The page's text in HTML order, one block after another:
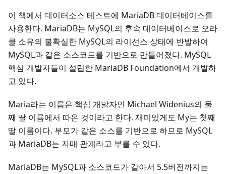
이 책에서 데이터소스 테스트에 MariaDB 데이터베이스를
사용한다. MariaDB는 MySQL의 후속 데이터베이스로 오라
클 소유의 불확실한 MySQL의 라이선스 상태에 반발하여
MySQL과 같은 소스코드를 기반으로 만들어졌다. MySQL
핵심 개발자들이 설립한 MariaDB Foundation에서 개발하
고 있다.
Maria라는 이름은 핵심 개발자인 Michael Widenius의 둘
째 딸 이름에서 따온 것이라고 한다. 재미있게도 My는 첫째
딸 이름이다. 부모가 같은 소스를 기반으로 하므로 MySQL
과 MariaDB는 자매 관계라고 부를 수 있다.
MariaDB는 MySQL과 소스코드가 같아서 5.5버전까지는